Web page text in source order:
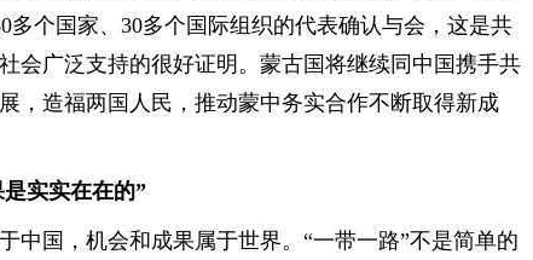
多个国家、30多个国际组织的代表确认与会，这是共
会广泛支持的很好证明。蒙古国将继续同中国携手共
，造福两国人民，推动蒙中务实合作不断取得新成
是实实在在的”
中国，机会和成果属于世界。“一带一路”不是简单的